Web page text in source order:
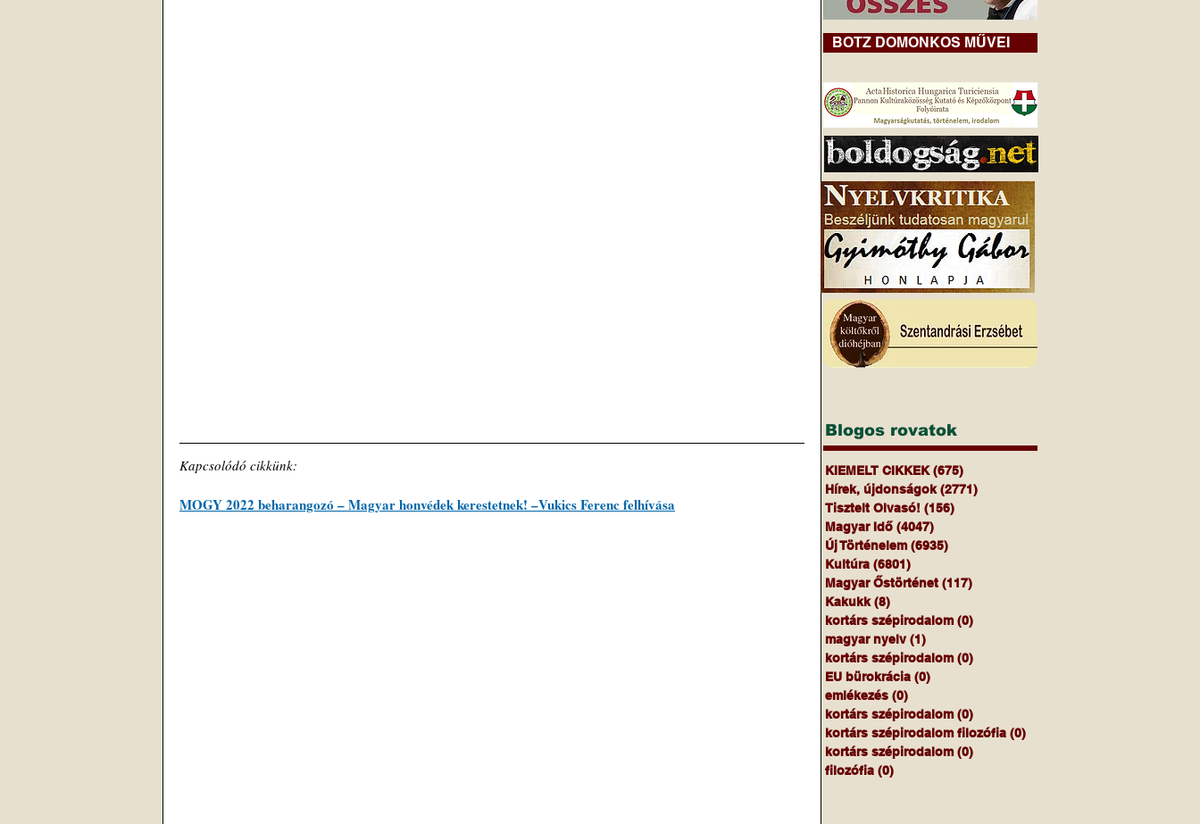
Kapcsolódó cikkünk:
MOGY 2022 beharangozó – Magyar honvédek kerestetnek! –Vukics Ferenc felhívása
BOTZ DOMONKOS MŰVEI
Blogos rovatok
KIEMELT CIKKEK (675)
Hírek, újdonságok (2771)
Tisztelt Olvasó! (156)
Magyar Idő (4047)
Új Történelem (6935)
Kultúra (6801)
Magyar Őstörténet (117)
Kakukk (8)
kortárs szépirodalom (0)
magyar nyelv (1)
kortárs szépirodalom (0)
EU bürokrácia (0)
emlékezés (0)
kortárs szépirodalom (0)
kortárs szépirodalom filozófia (0)
kortárs szépirodalom (0)
filozófia (0)